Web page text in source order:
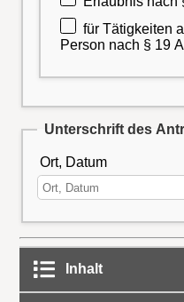
für Tätigkeiten
Person nach § 19
Unterschrift des
Ort, Datum
Inhalt